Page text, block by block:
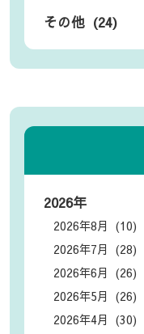
その他 (24)
2026年
2026年8月 (10)
2026年7月 (28)
2026年6月 (26)
2026年5月 (26)
2026年4月 (30)